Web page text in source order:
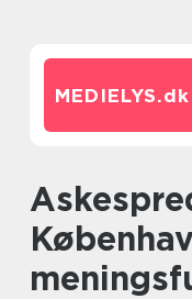
MEDIELYS.dk
Askespredning til søs i